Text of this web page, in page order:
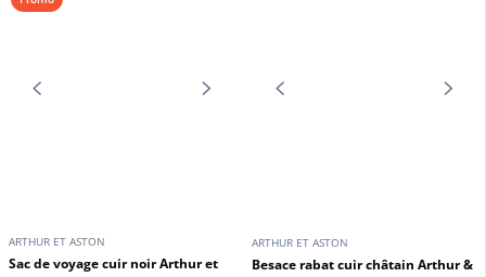
ARTHUR ET ASTON ARTHUR ET ASTON